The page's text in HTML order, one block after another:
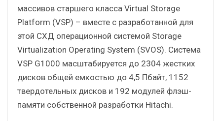
массивов старшего класса Virtual Storage
Platform (VSP) – вместе с разработанной для
этой СХД операционной системой Storage
Virtualization Operating System (SVOS). Система
VSP G1000 масштабируется до 2304 жестких
дисков общей емкостью до 4,5 Пбайт, 1152
твердотельных дисков и 192 модулей флэш-
памяти собственной разработки Hitachi.